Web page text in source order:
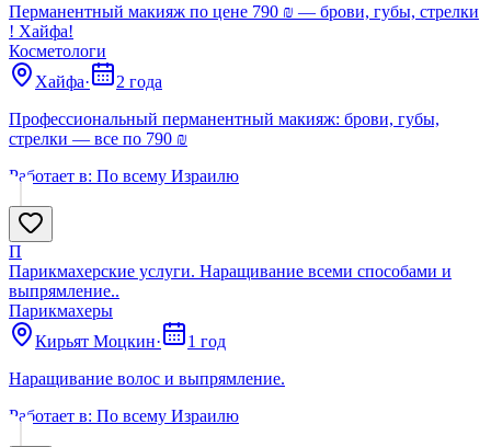
Перманентный макияж по цене 790 ₪ — брови, губы, стрелки
! Хайфа!
Косметологи
Хайфа·
2 года
Профессиональный перманентный макияж: брови, губы,
стрелки — все по 790 ₪
Работает в: По всему Израилю
П
Парикмахерские услуги. Наращивание всеми способами и
выпрямление..
Парикмахеры
Кирьят Моцкин·
1 год
Наращивание волос и выпрямление.
Работает в: По всему Израилю